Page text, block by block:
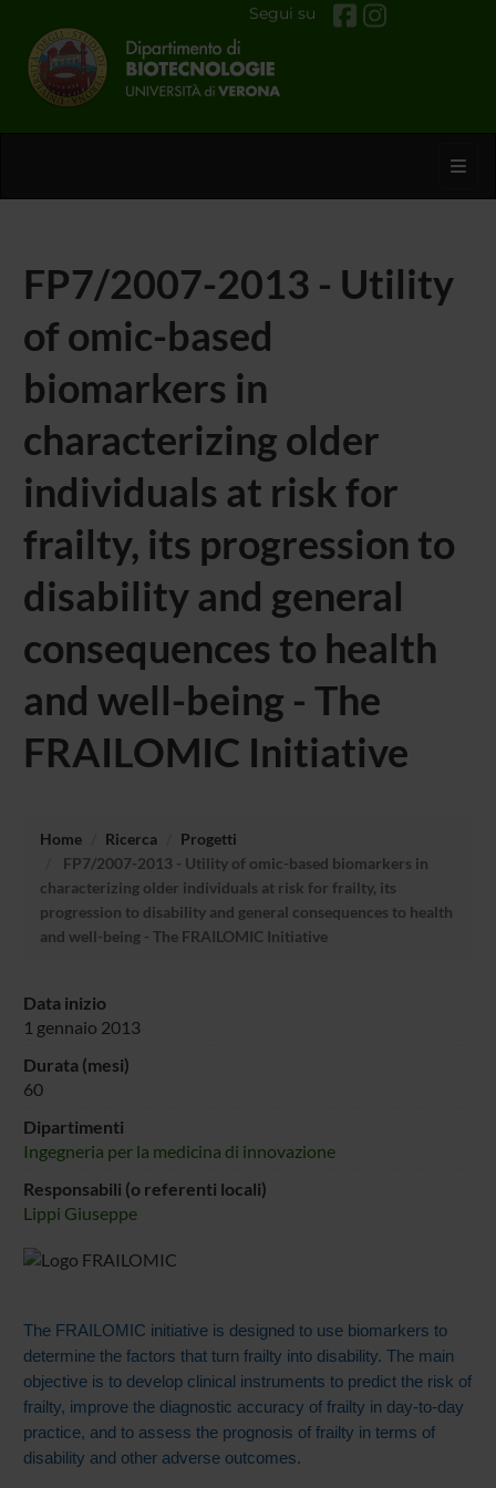
Segui su
FP7/2007-2013 - Utility
of omic-based
biomarkers in
characterizing older
individuals at risk for
frailty, its progression to
disability and general
consequences to health
and well-being - The
FRAILOMIC Initiative
Home Ricerca
Progetti
FP7/2007-2013 - Utility of omic-based biomarkers in
characterizing older individuals at risk for frailty, its
progression to disability and general consequences to health
and well-being - The FRAILOMIC Initiative
Data inizio
1 gennaio 2013
Durata (mesi)
60
Dipartimenti
Ingegneria per la medicina di innovazione
Responsabili (o referenti locali)
Lippi Giuseppe
The FRAILOMIC initiative is designed to use biomarkers to
determine the factors that turn frailty into disability. The main
objective is to develop clinical instruments to predict the risk of
frailty, improve the diagnostic accuracy of frailty in day-to-day
practice, and to assess the prognosis of frailty in terms of
disability and other adverse outcomes.